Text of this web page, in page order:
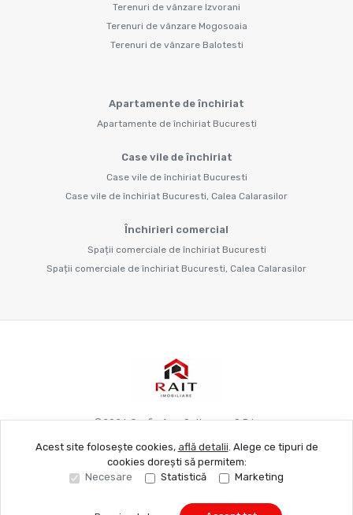
Terenuri de vânzare Izvorani
Terenuri de vânzare Mogosoaia
Terenuri de vânzare Balotesti
Apartamente de închiriat
Apartamente de închiriat Bucuresti
Case vile de închiriat
Case vile de închiriat Bucuresti
Case vile de închiriat Bucuresti, Calea Calarasilor
Închirieri comercial
Spații comerciale de închiriat Bucuresti
Spații comerciale de închiriat Bucuresti, Calea Calarasilor
©2026Grafie Apo Spitya.mu S.R.L.
Site creat în
Acest site folosește cookies, află detalii. Alege ce tipuri de
cookies dorești să permitem:
Necesare
Statistică Marketing